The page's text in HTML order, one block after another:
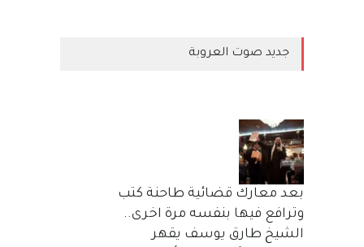
جديد صوت العروبة
بعد معارك قضائية طاحنة كتب
وترافع فيها بنفسه مرة اخرى..
الشيخ طارق يوسف يقهر